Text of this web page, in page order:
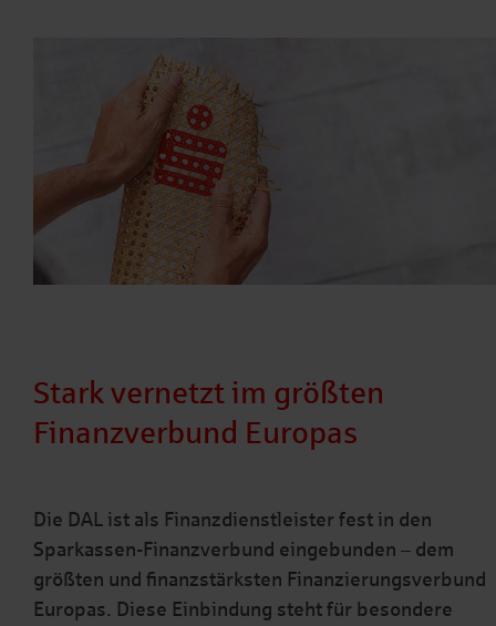
Stark vernetzt im größten
Finanzverbund Europas
Die DAL ist als Finanzdienstleister fest in den
Sparkassen-Finanzverbund eingebunden – dem
größten und finanzstärksten Finanzierungsverbund
Europas. Diese Einbindung steht für besondere